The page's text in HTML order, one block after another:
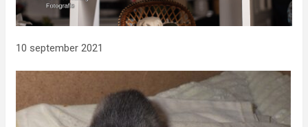
10 september 2021